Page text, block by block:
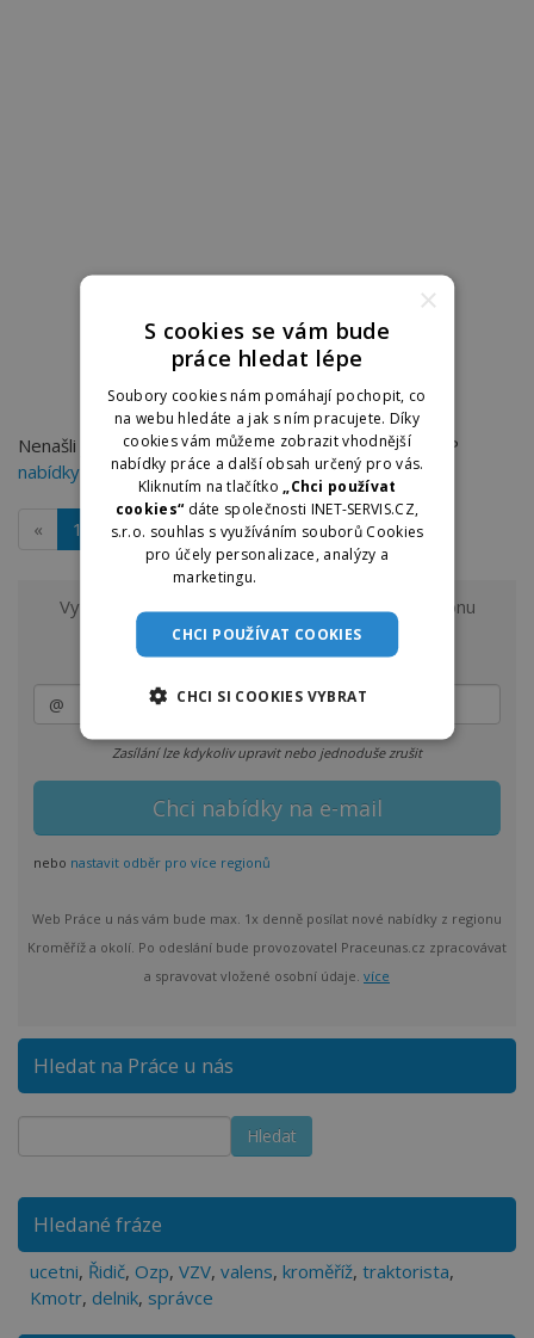
Nenašli jste práci, kterou hledáte? Můžete zkusit TOP
nabídky práce v Kroměříži na dobraprace.cz
« 1 »
Vyzkoušejte odběr nových nabídek práce z regionu
Kroměříž a okolína e-mail.
Zasílání lze kdykoliv upravit nebo jednoduše zrušit
nebo nastavit odběr pro více regionů
Web Práce u nás vám bude max. 1x denně posílat nové nabídky z regionu
Kroměříž a okolí. Po odeslání bude provozovatel Praceunas.cz zpracovávat
a spravovat vložené osobní údaje. více
Hledat na Práce u nás
Hledané fráze
ucetni, Řidič, Ozp, VZV, valens, kroměříž, traktorista,
Kmotr, delnik, správce
×
S cookies se vám bude
práce hledat lépe
Soubory cookies nám pomáhají pochopit, co
na webu hledáte a jak s ním pracujete. Díky
cookies vám můžeme zobrazit vhodnější
nabídky práce a další obsah určený pro vás.
Kliknutím na tlačítko„Chci používat
cookies“ dáte společnosti INET-SERVIS.CZ,
s.r.o. souhlas s využíváním souborů Cookies
pro účely personalizace, analýzy a
marketingu.
CHCI POUŽÍVAT COOKIES
CHCI SI COOKIES VYBRAT